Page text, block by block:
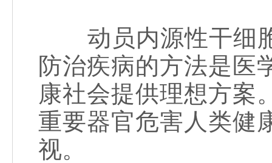
动员内源性干细胞
防治疾病的方法是医
康社会提供理想方案
重要器官危害人类健
视。